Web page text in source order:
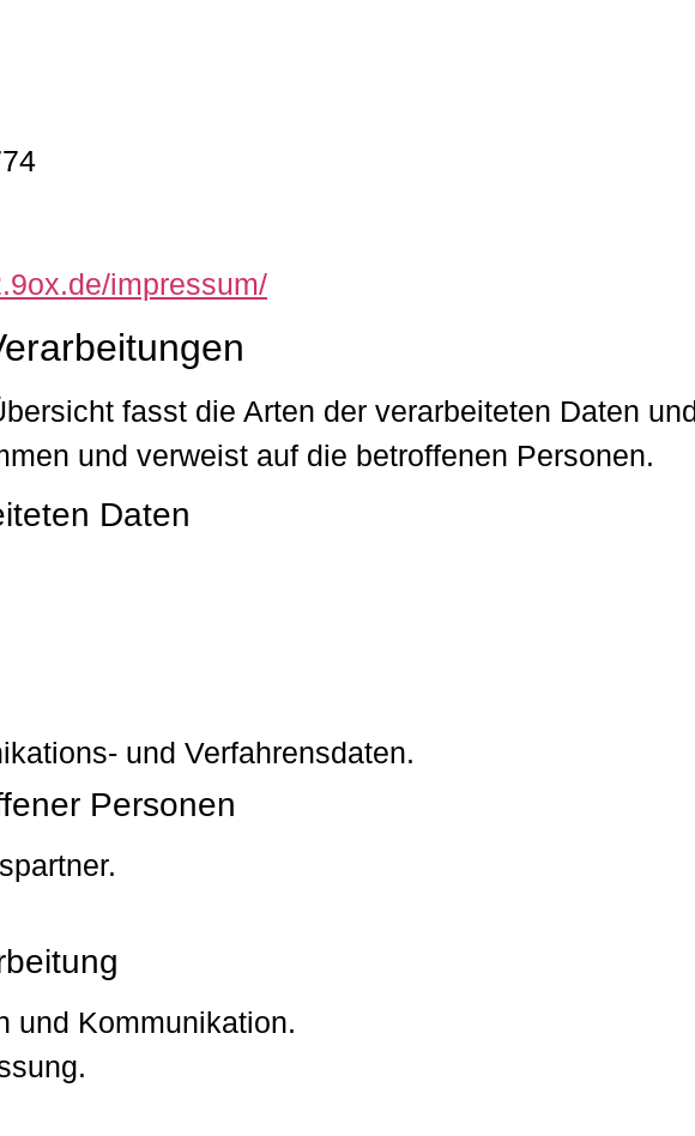
impressum/
fasst die Arten der verarbeiteten Daten
und verweist auf die betroffenen Personen.
Daten
und Verfahrensdaten.
Personen
und Kommunikation.